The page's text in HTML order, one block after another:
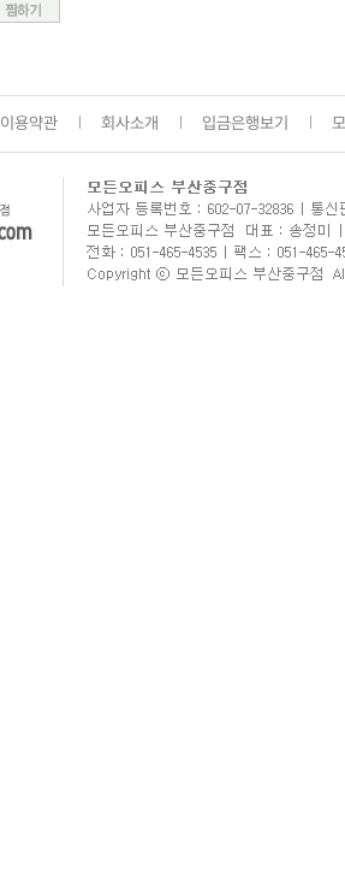
이용약관 회사소개 입금은행보기